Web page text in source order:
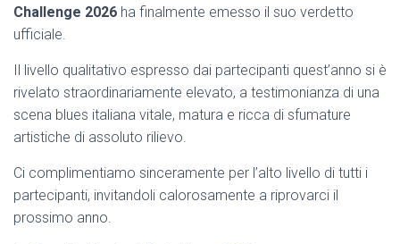
Challenge 2026 ha finalmente emesso il suo verdetto
ufficiale.
Il livello qualitativo espresso dai partecipanti quest’anno si è
rivelato straordinariamente elevato, a testimonianza di una
scena blues italiana vitale, matura e ricca di sfumature
artistiche di assoluto rilievo.
Ci complimentiamo sinceramente per l’alto livello di tutti i
partecipanti, invitandoli calorosamente a riprovarci il
prossimo anno.